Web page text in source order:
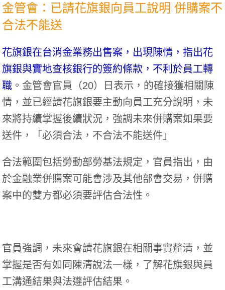
金管會：已請花旗銀向員工說明 併購案不
合法不能送
花旗銀在台消金業務出售案，出現陳情，指出花
旗銀與實地查核銀行的簽約條款，不利於員工轉
職 。金管會官員（20）日表示，的確接獲相關陳
情，並已經請花旗銀要主動向員工充分說明，未
來將持續掌握後續狀況，強調未來併購案如果要
送件，「必須合法，不合法不能送件」
合法範圍包括勞動部勞基法規定，官員指出，由
於金融業併購案可能會涉及其他部會交易，併購
案中的雙方都必須要評估合法性。
官員強調，未來會請花旗銀在相關事實釐清，並
掌握是否有如同陳清說法一樣，了解花旗銀與員
工溝通結果與法遵評估結果。